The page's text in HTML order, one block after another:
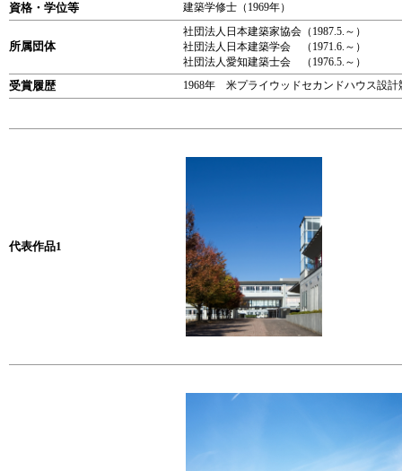
資格・学位等
建築学修士（1969年）
所属団体
社団法人日本建築家協会（1987.5.～）
社団法人日本建築学会 （1971.6.～）
社団法人愛知建築士会 （1976.5.～）
受賞履歴 1968年 米プライウッドセカンドハウス設計
代表作品1